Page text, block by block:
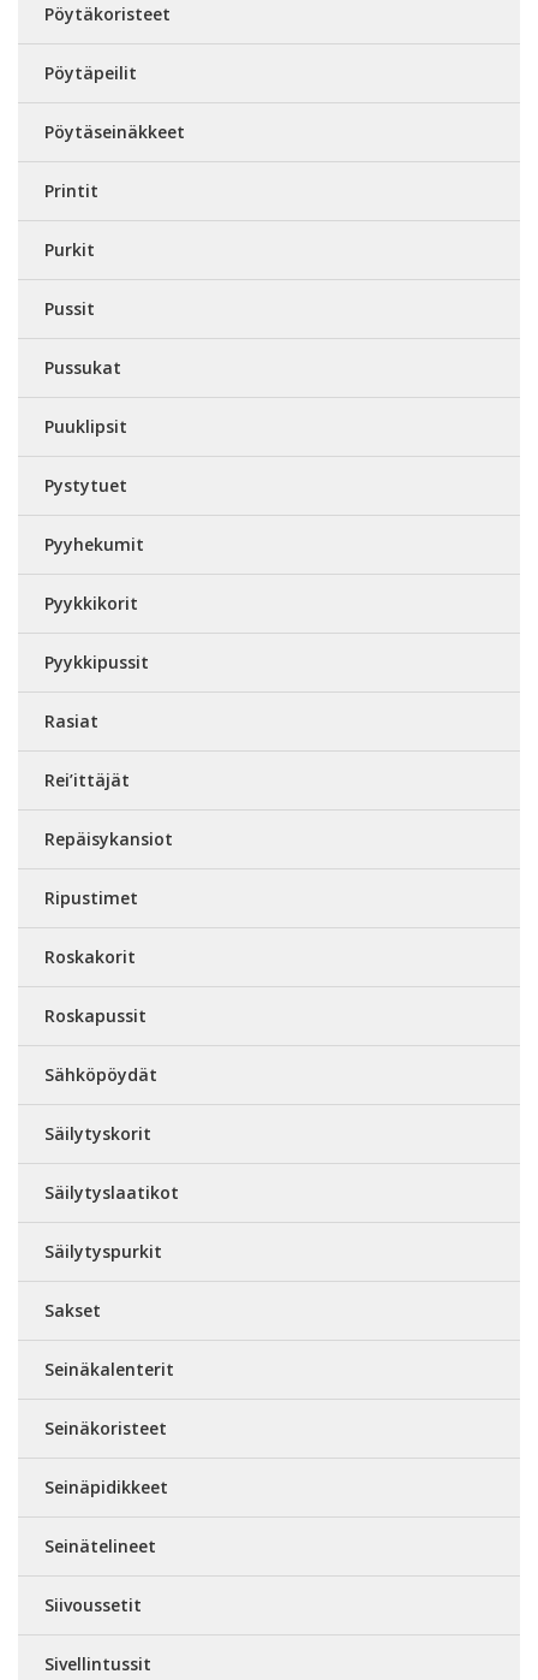
Pöytäkoristeet
Pöytäpeilit
Pöytäseinäkkeet
Printit
Purkit
Pussit
Pussukat
Puuklipsit
Pystytuet
Pyyhekumit
Pyykkikorit
Pyykkipussit
Rasiat
Rei’ittäjät
Repäisykansiot
Ripustimet
Roskakorit
Roskapussit
Sähköpöydät
Säilytyskorit
Säilytyslaatikot
Säilytyspurkit
Sakset
Seinäkalenterit
Seinäkoristeet
Seinäpidikkeet
Seinätelineet
Siivoussetit
Sivellintussit